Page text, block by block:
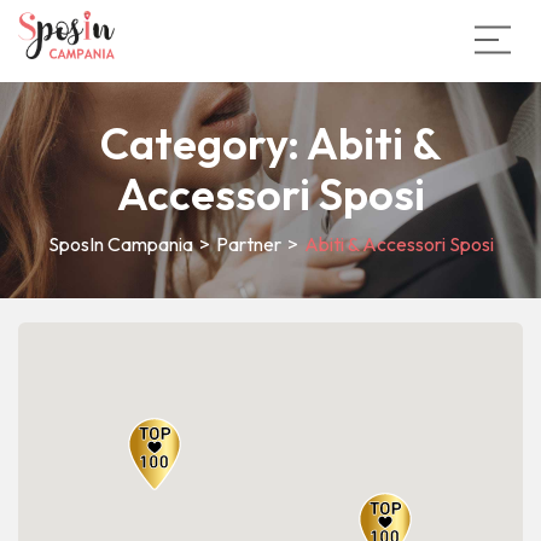
Category: Abiti &
Accessori Sposi
SposIn Campania>Partner > Abiti & Accessori Sposi